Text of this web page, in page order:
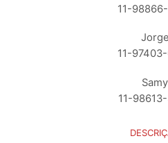
11-
Jorge
11-
Samy
11-